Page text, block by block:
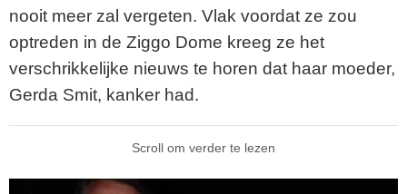
nooit meer zal vergeten. Vlak voordat ze zou
optreden in de Ziggo Dome kreeg ze het
verschrikkelijke nieuws te horen dat haar moeder,
Gerda Smit, kanker had.
Scroll om verder te lezen